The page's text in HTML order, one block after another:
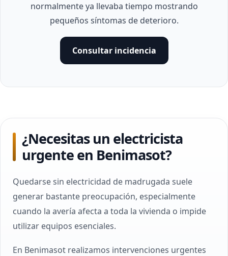
normalmente ya llevaba tiempo mostrando
pequeños síntomas de deterioro.
Consultar incidencia
¿Necesitas un electricista
urgente en Benimasot?
Quedarse sin electricidad de madrugada suele
generar bastante preocupación, especialmente
cuando la avería afecta a toda la vivienda o impide
utilizar equipos esenciales.
En Benimasot realizamos intervenciones urgentes